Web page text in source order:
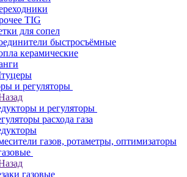
TIG
для сопел
быстросъёмные
керамические
и регуляторы
и регуляторы
расхода газа
газов, ротаметры, оптимизаторы
газовые